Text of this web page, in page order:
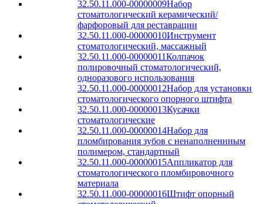
32.50.11.000-00000009Набор
стоматологический керамический/
фарфоровый для реставрации
32.50.11.000-00000010Инструмент
стоматологический, массажный
32.50.11.000-00000011Колпачок
полировочный стоматологический,
одноразового использования
32.50.11.000-00000012Набор для установки
стоматологического опорного штифта
32.50.11.000-00000013Кусачки
стоматологические
32.50.11.000-00000014Набор для
пломбирования зубов с ненаполненнным
полимером, стандартный
32.50.11.000-00000015Аппликатор для
стоматологического пломбировочного
материала
32.50.11.000-00000016Штифт опорный